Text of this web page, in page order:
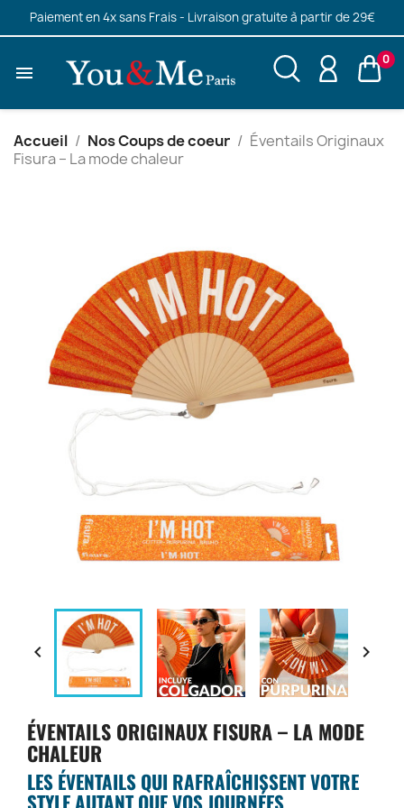
Paiement en 4x sans Frais - Livraison gratuite à partir de 29€

0
Accueil Nos Coups de coeur
Éventails Originaux
Fisura – La mode chaleur
 
ÉVENTAILS ORIGINAUX FISURA – LA MODE
CHALEUR
LES ÉVENTAILS QUI RAFRAÎCHISSENT VOTRE
STYLE AUTANT QUE VOS JOURNÉES